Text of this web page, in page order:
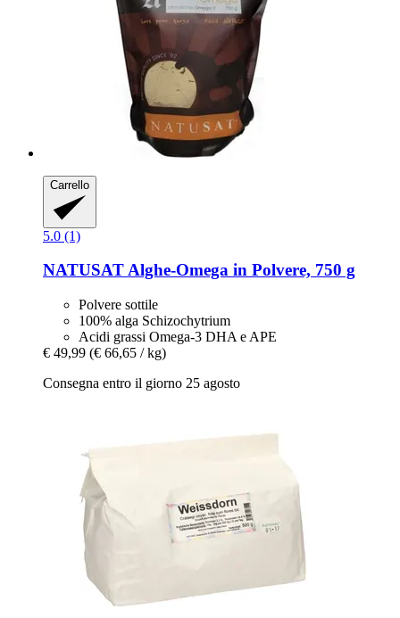
Carrello
5.0 (1)
NATUSATAlghe-​Omega in Polvere, 750 g
Polvere sottile
100% alga Schizochytrium
Acidi grassi Omega-3 DHA e APE
€ 49,99 (€ 66,65 / kg)
Consegna entro il giorno 25 agosto